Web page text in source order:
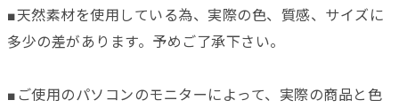
■天然素材を使用している為、実際の色、質感、サイズに
多少の差があります。予めご了承下さい。
■ご使用のパソコンのモニターによって、実際の商品と色